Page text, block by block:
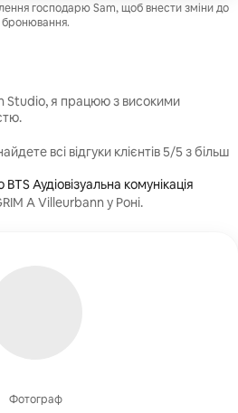
господарю Sam, щоб внести зміни до
бронювання.
Фотограф
Studio, я працюю з високими
всі відгуки клієнтів 5/5 з більш
Аудіовізуальна комунікація
A Villeurbann у Роні.